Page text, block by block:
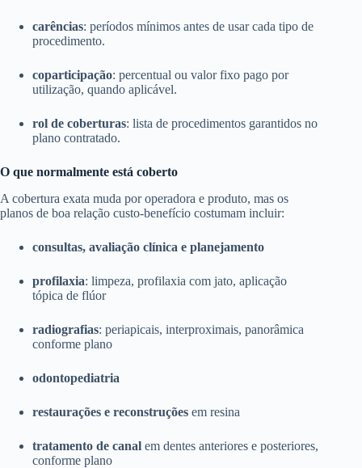
carências: períodos mínimos antes de usar cada tipo de
procedimento.
coparticipação: percentual ou valor fixo pago por
utilização, quando aplicável.
rol de coberturas: lista de procedimentos garantidos no
plano contratado.
O que normalmente está coberto
A cobertura exata muda por operadora e produto, mas os
planos de boa relação custo-benefício costumam incluir:
consultas, avaliação clínica e planejamento
profilaxia: limpeza, profilaxia com jato, aplicação
tópica de flúor
radiografias: periapicais, interproximais, panorâmica
conforme plano
odontopediatria
restaurações e reconstruções em resina
tratamento de canal em dentes anteriores e posteriores,
conforme plano